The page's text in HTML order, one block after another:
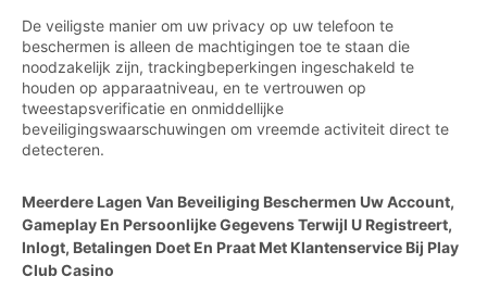
De veiligste manier om uw privacy op uw telefoon te
beschermen is alleen de machtigingen toe te staan die
noodzakelijk zijn, trackingbeperkingen ingeschakeld te
houden op apparaatniveau, en te vertrouwen op
tweestapsverificatie en onmiddellijke
beveiligingswaarschuwingen om vreemde activiteit direct te
detecteren.
Meerdere Lagen Van Beveiliging Beschermen Uw Account,
Gameplay En Persoonlijke Gegevens Terwijl U Registreert,
Inlogt, Betalingen Doet En Praat Met Klantenservice Bij Play
Club Casino